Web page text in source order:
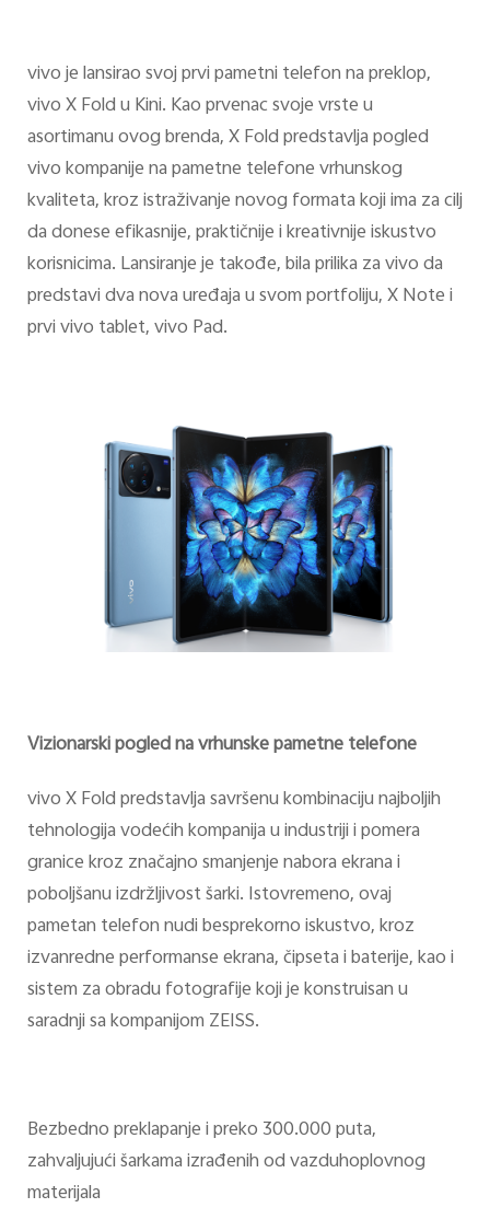
vivo je lansirao svoj prvi pametni telefon na preklop,
vivo X Fold u Kini. Kao prvenac svoje vrste u
asortimanu ovog brenda, X Fold predstavlja pogled
vivo kompanije na pametne telefone vrhunskog
kvaliteta, kroz istraživanje novog formata koji ima za cilj
da donese efikasnije, praktičnije i kreativnije iskustvo
korisnicima. Lansiranje je takođe, bila prilika za vivo da
predstavi dva nova uređaja u svom portfoliju, X Note i
prvi vivo tablet, vivo Pad.
Vizionarski pogled na vrhunske pametne telefone
vivo X Fold predstavlja savršenu kombinaciju najboljih
tehnologija vodećih kompanija u industriji i pomera
granice kroz značajno smanjenje nabora ekrana i
poboljšanu izdržljivost šarki. Istovremeno, ovaj
pametan telefon nudi besprekorno iskustvo, kroz
izvanredne performanse ekrana, čipseta i baterije, kao i
sistem za obradu fotografije koji je konstruisan u
saradnji sa kompanijom ZEISS.
Bezbedno preklapanje i preko 300.000 puta,
zahvaljujući šarkama izrađenih od vazduhoplovnog
materijala